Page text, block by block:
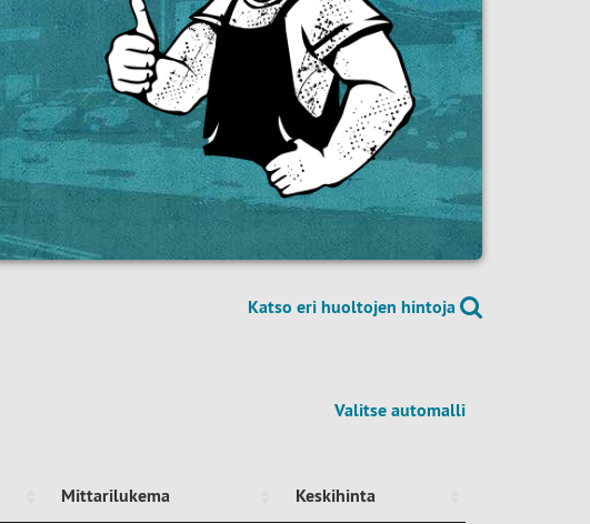
Katso eri huoltojen hintoja
Valitse automalli
Mittarilukema
Keskihinta